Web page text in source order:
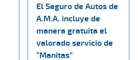
El Seguro de Autos de
A.M.A. incluye de
manera gratuita el
valorado servicio de
“Manitas”